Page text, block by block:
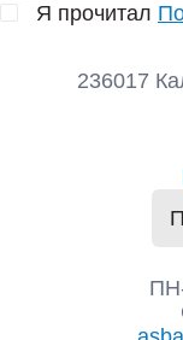
Я прочитал
236017